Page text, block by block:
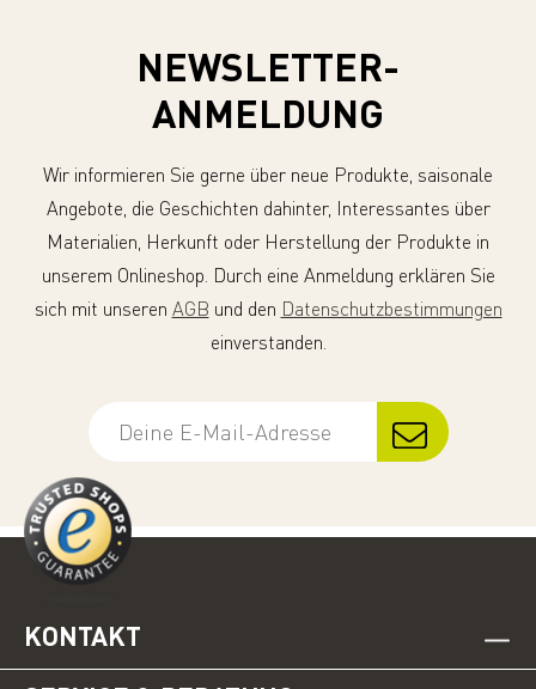
NEWSLETTER-
ANMELDUNG
Wir informieren Sie gerne über neue Produkte, saisonale
Angebote, die Geschichten dahinter, Interessantes über
Materialien, Herkunft oder Herstellung der Produkte in
unserem Onlineshop. Durch eine Anmeldung erklären Sie
sich mit unseren AGB und den Datenschutzbestimmungen
einverstanden.
KONTAKT